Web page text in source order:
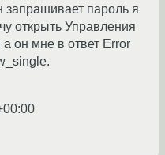
пароль я
открыть Управления
он мне в ответ Error